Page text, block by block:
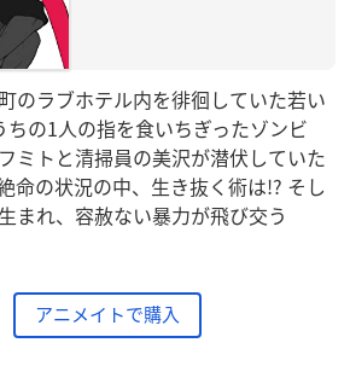
のラブホテル内を徘徊していた若い
の1人の指を食いちぎったゾンビ
ミトと清掃員の美沢が潜伏していた
命の状況の中、生き抜く術は!? そし
まれ、容赦ない暴力が飛び交う
アニメイトで購入